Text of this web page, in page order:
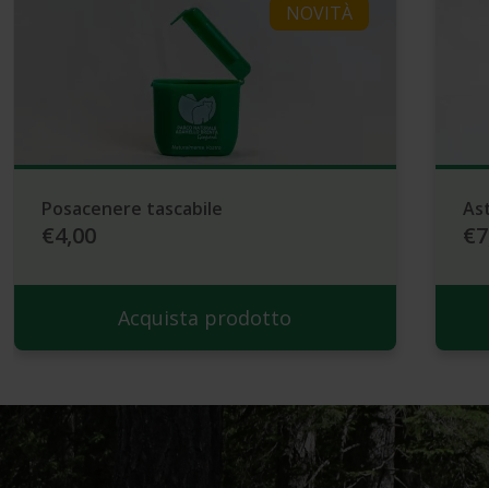
NOVITÀ
Posacenere tascabile
€4,00
Acquista prodotto